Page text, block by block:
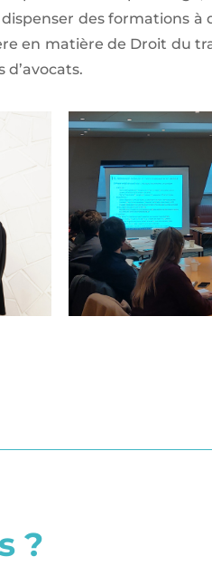
des formations à
en matière de Droit du
?